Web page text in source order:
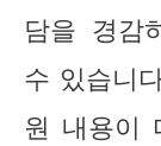
담을 경감
수 있습니
원 내용이